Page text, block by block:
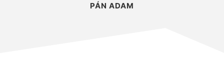
PÁN ADAM